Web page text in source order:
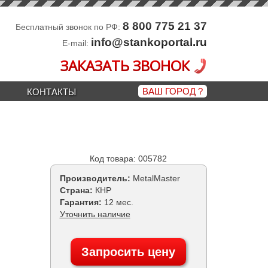
Бесплатный звонок по РФ: 8 800 775 21 37
E-mail: info@stankoportal.ru
ЗАКАЗАТЬ ЗВОНОК
КОНТАКТЫ ВАШ ГОРОД?
Код товара: 005782
Производитель: MetalMaster
Страна: КНР
Гарантия: 12 мес.
Уточнить наличие
Запросить цену